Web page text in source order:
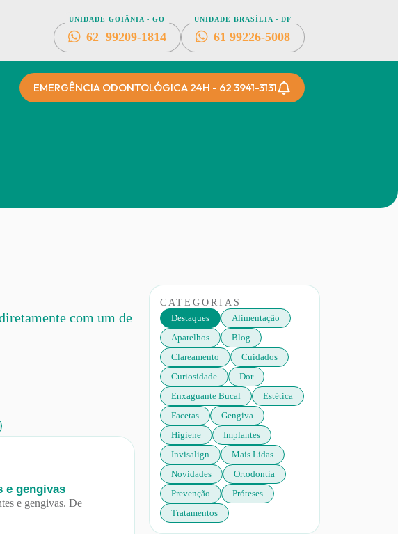
UNIDADE GOIÂNIA - GO
62 99209-1814
UNIDADE BRASÍLIA - DF
61 99226-5008
EMERGÊNCIA ODONTOLÓGICA 24H - 62 3941-3131
com um de
e gengivas
e gengivas. De
CATEGORIAS
Alimentação
Aparelhos
Blog
Clareamento
Cuidados
Curiosidade
Dor
Enxaguante Bucal
Estética
Facetas
Gengiva
Higiene
Implantes
Invisalign
Mais Lidas
Novidades
Ortodontia
Prevenção
Próteses
Tratamentos
Destaques